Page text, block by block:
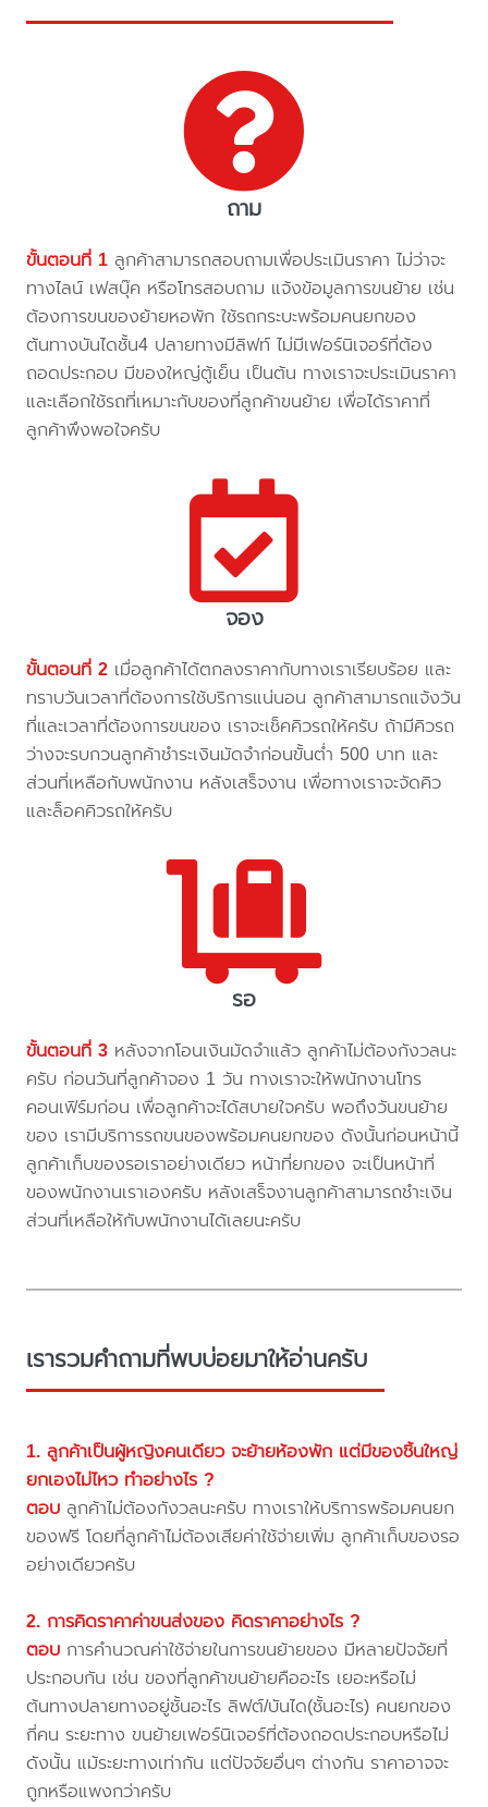
ถาม
ขั้นตอนที่ 1 ลูกค้าสามารถสอบถามเพื่อประเมินราคา ไม่ว่าจะ
ทางไลน์ เฟสบุ๊ค หรือโทรสอบถาม แจ้งข้อมูลการขนย้าย เช่น
ต้องการขนของย้ายหอพัก ใช้รถกระบะพร้อมคนยกของ
ต้นทางบันไดชั้น4 ปลายทางมีลิฟท์ ไม่มีเฟอร์นิเจอร์ที่ต้อง
ถอดประกอบ มีของใหญ่ตู้เย็น เป็นต้น ทางเราจะประเมินราคา
และเลือกใช้รถที่เหมาะกับของที่ลูกค้าขนย้าย เพื่อได้ราคาที่
ลูกค้าพึงพอใจครับ
จอง
ขั้นตอนที่ 2 เมื่อลูกค้าได้ตกลงราคากับทางเราเรียบร้อย และ
ทราบวันเวลาที่ต้องการใช้บริการแน่นอน ลูกค้าสามารถแจ้งวัน
ที่และเวลาที่ต้องการขนของ เราจะเช็คคิวรถให้ครับ ถ้ามีคิวรถ
ว่างจะรบกวนลูกค้าชำระเงินมัดจำก่อนขั้นต่ำ 500 บาท และ
ส่วนที่เหลือกับพนักงาน หลังเสร็จงาน เพื่อทางเราจะจัดคิว
และล็อคคิวรถให้ครับ
รอ
ขั้นตอนที่ 3 หลังจากโอนเงินมัดจำแล้ว ลูกค้าไม่ต้องกังวลนะ
ครับ ก่อนวันที่ลูกค้าจอง 1 วัน ทางเราจะให้พนักงานโทร
คอนเฟิร์มก่อน เพื่อลูกค้าจะได้สบายใจครับ พอถึงวันขนย้าย
ของ เรามีบริการรถขนของพร้อมคนยกของ ดังนั้นก่อนหน้านี้
ลูกค้าเก็บของรอเราอย่างเดียว หน้าที่ยกของ จะเป็นหน้าที่
ของพนักงานเราเองครับ หลังเสร็จงานลูกค้าสามารถชำะเงิน
ส่วนที่เหลือให้กับพนักงานได้เลยนะครับ
เรารวมคำถามที่พบบ่อยมาให้อ่านครับ
1. ลูกค้าเป็นผู้หญิงคนเดียว จะย้ายห้องพัก แต่มีของชิ้นใหญ่
ยกเองไม่ไหว ทำอย่างไร ?
ตอบ ลูกค้าไม่ต้องกังวลนะครับ ทางเราให้บริการพร้อมคนยก
ของฟรี โดยที่ลูกค้าไม่ต้องเสียค่าใช้จ่ายเพิ่ม ลูกค้าเก็บของรอ
อย่างเดียวครับ
2. การคิดราคาค่าขนส่งของ คิดราคาอย่างไร ?
ตอบ การคำนวณค่าใช้จ่ายในการขนย้ายของ มีหลายปัจจัยที่
ประกอบกัน เช่น ของที่ลูกค้าขนย้ายคืออะไร เยอะหรือไม่
ต้นทางปลายทางอยู่ชั้นอะไร ลิฟต์/บันได(ชั้นอะไร) คนยกของ
กี่คน ระยะทาง ขนย้ายเฟอร์นิเจอร์ที่ต้องถอดประกอบหรือไม่
ดังนั้น แม้ระยะทางเท่ากัน แต่ปัจจัยอื่นๆ ต่างกัน ราคาอาจจะ
ถูกหรือแพงกว่าครับ